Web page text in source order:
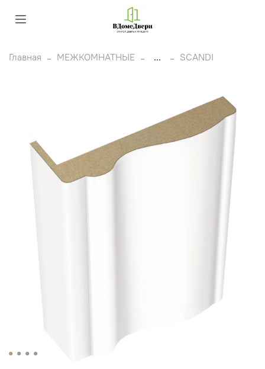
Главная МЕЖКОМНАТНЫЕ ... SCANDI